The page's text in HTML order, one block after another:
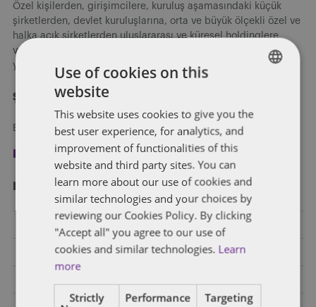
Özel kişilerden, girişimcilere, kuruluş aşamasındaki küçük
şirketlerden, devlet kuruluşlarına, orta ve büyük ölçekli özel ve
halka açık şirketlerden uluslararası ve küresel holdinglere
varıncaya kadar her ölçekten şirketin hukuki ihtiyaçlarına
yönelik hizmet vermekteyiz.
Şimdi kayıt olun
Blog yazılarımızı e-posta ile alın.
Kategori̇ler
Birleşme ve Devralma ve Ortak Girişim
FRENCH
Use of cookies on this
website
This website uses cookies to give you the
best user experience, for analytics, and
improvement of functionalities of this
website and third party sites. You can
learn more about our use of cookies and
similar technologies and your choices by
reviewing our Cookies Policy. By clicking
"Accept all" you agree to our use of
cookies and similar technologies. Learn
more
Strictly
Performance Targeting